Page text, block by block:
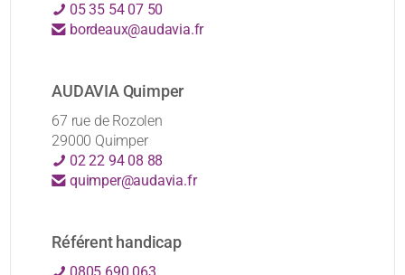
05 35 54 07 50
bordeaux@audavia.fr
AUDAVIA Quimper
67 rue de Rozolen
29000 Quimper
02 22 94 08 88
quimper@audavia.fr
Référent handicap